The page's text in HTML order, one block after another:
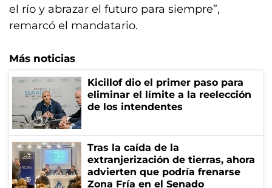
el río y abrazar el futuro para siempre”,
remarcó el mandatario.
Más noticias
Kicillof dio el primer paso para
eliminar el límite a la reelección
de los intendentes
Tras la caída de la
extranjerización de tierras, ahora
advierten que podría frenarse
Zona Fría en el Senado